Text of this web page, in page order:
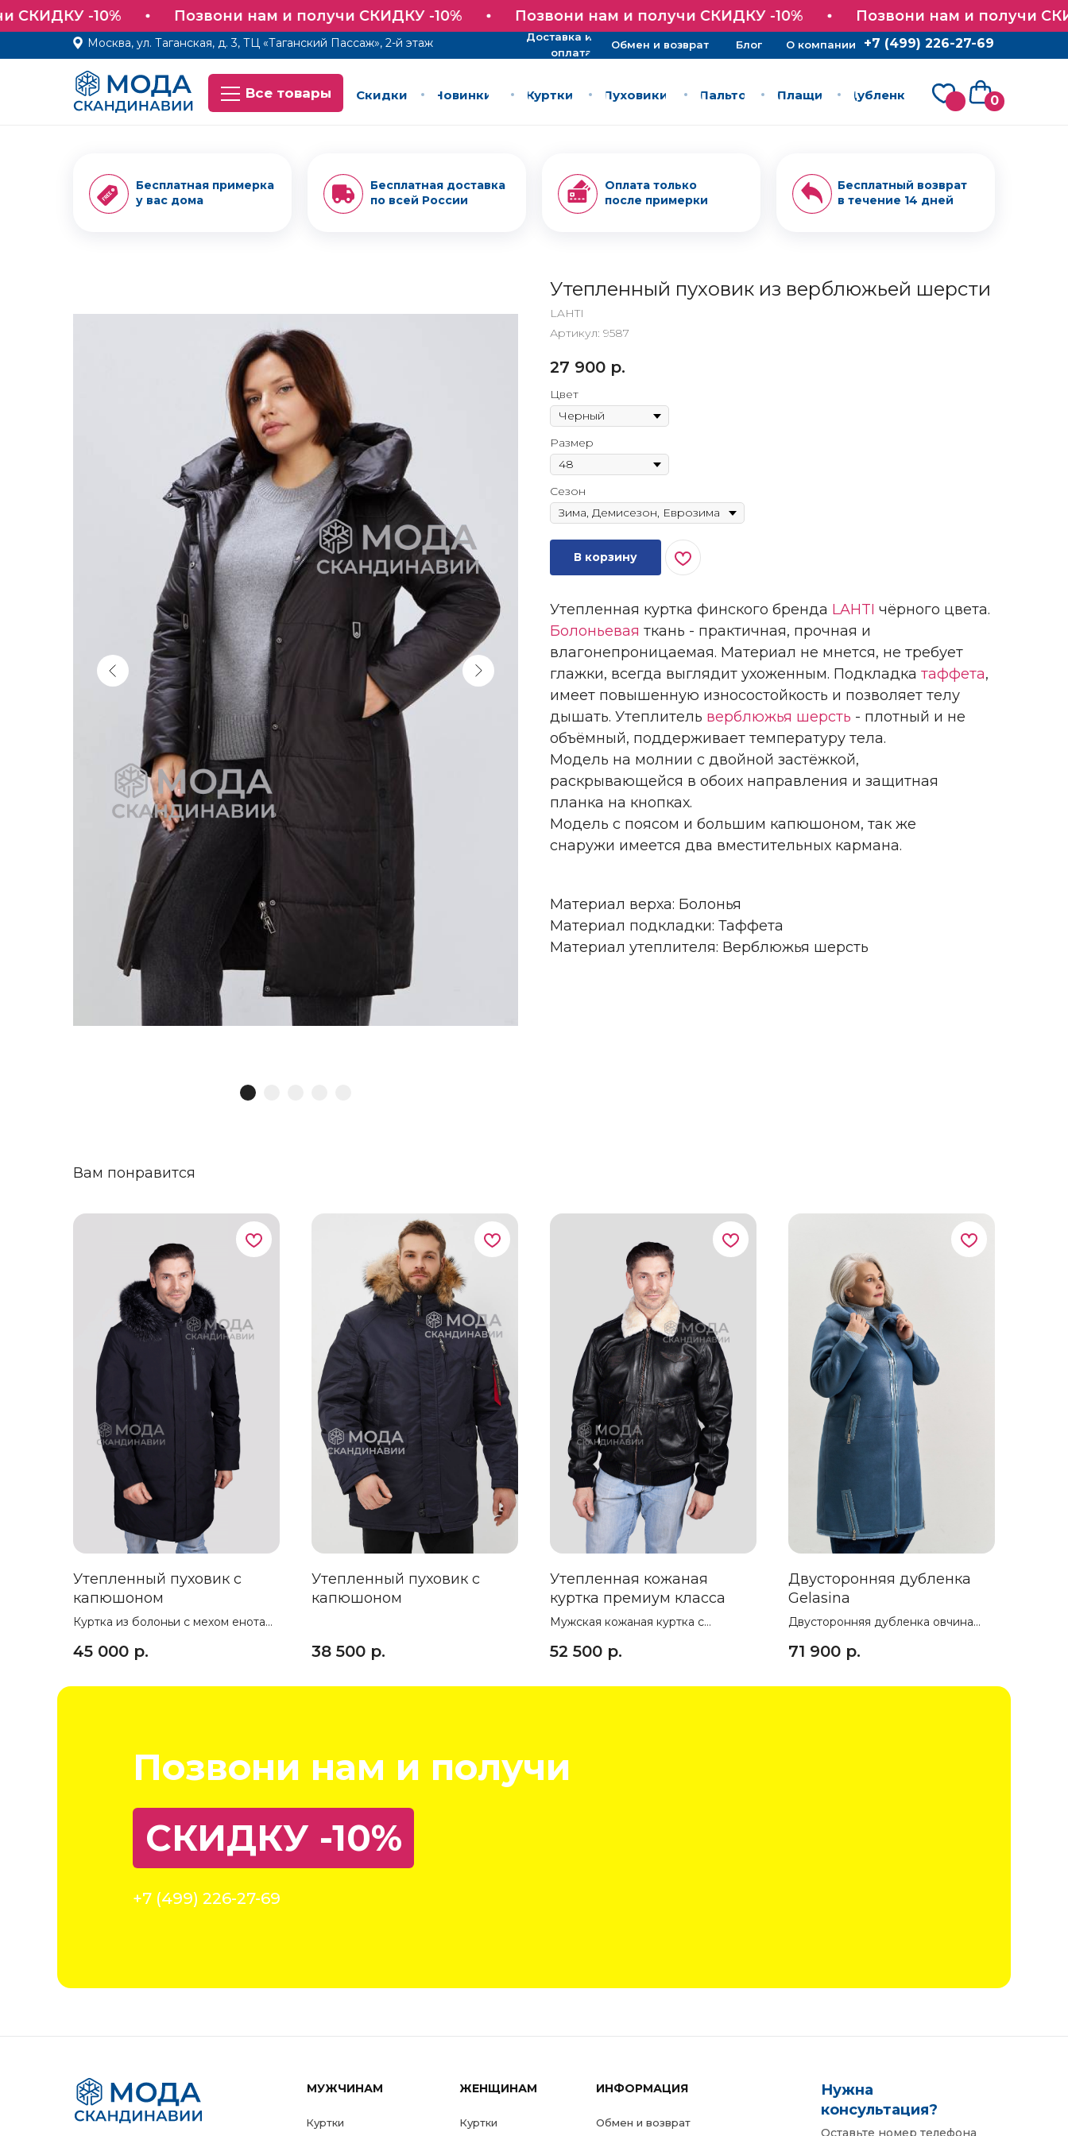
-10% Позвони нам и получи СКИДКУ -10% Позвони нам и получи СКИДКУ -10% Позвони нам и получи
Доставка и
оплата
Обмен и возврат Блог О компании +7 (499) 226-27-69
Все товары
Москва, ул. Таганская, д. 3, ТЦ «Таганский Пассаж», 2-й этаж
0
Скидки Новинки Куртки Пуховики Пальто Плащи Дубленки
оплата
Обмен и возврат Блог О компании +7 (499) 226-27-69
Все товары Скидки Новинки Куртки Пуховики Пальто Плащи Дубленки
Бесплатная примерка
у вас дома
Оплата только
после примерки
Бесплатная доставка
по всей России
Бесплатный возврат
в течение 14 дней
Утепленный пуховик из верблюжьей шерсти
LAHTI
Артикул: 9587
27 900 р.
Цвет
Размер
Сезон
В корзину
Утепленная куртка финского бренда LAHTI чёрного цвета.
Болоньевая ткань - практичная, прочная и
влагонепроницаемая. Материал не мнется, не требует
глажки, всегда выглядит ухоженным. Подкладка таффета,
имеет повышенную износостойкость и позволяет телу
дышать. Утеплитель верблюжья шерсть - плотный и не
объёмный, поддерживает температуру тела.
Модель на молнии с двойной застёжкой,
раскрывающейся в обоих направления и защитная
планка на кнопках.
Модель с поясом и большим капюшоном, так же
снаружи имеется два вместительных кармана.
Материал верха: Болонья
Материал подкладки: Таффета
Материал утеплителя: Верблюжья шерсть
Вам понравится
Утепленный пуховик с
капюшоном
Куртка из болоньи с мехом енота
45 000 р.
Утепленный пуховик с
капюшоном
38 500 р.
Утепленная кожаная
куртка премиум класса
Мужская кожаная куртка с
52 500 р.
Двусторонняя дубленка
Gelasina
Двусторонняя дубленка овчина
71 900 р.
Позвони нам и получи
+7 (499) 226-27-69
СКИДКУ -10%
пальто
Куртки
ЖЕНЩИНАМ
Обмен и возврат
ИНФОРМАЦИЯ
Нужна
консультация?
Оставьте номер телефона
МУЖЧИНАМ
Куртки